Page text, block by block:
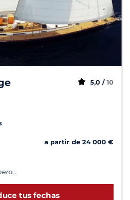
5,0 / 10
a partir de 24 000 €
tus fechas